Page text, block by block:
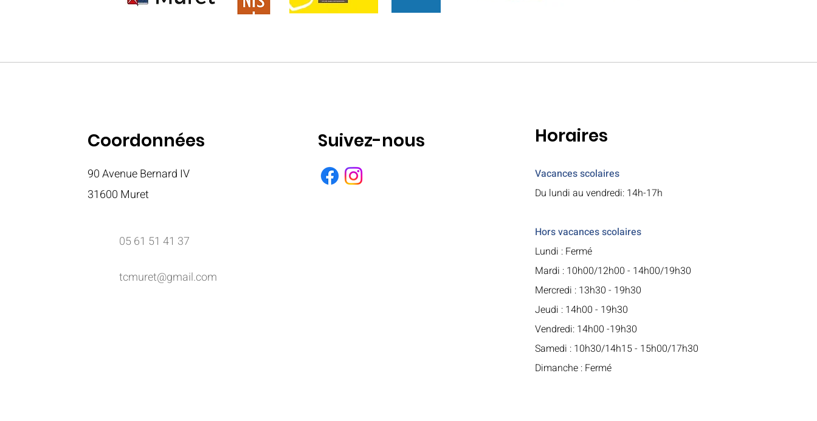
Coordonnées
90 Avenue Bernard IV
31600 Muret
05 61 51 41 37
tcmuret@gmail.com
Suivez-nous Horaires
Vacances scolaires
Du lundi au vendredi: 14h-17h
Hors vacances scolaires
Lundi : Fermé
Mardi : 10h00/12h00 - 14h00/19h30
Mercredi : 13h30 - 19h30
Jeudi : 14h00 - 19h30
Vendredi: 14h00 -19h30
Samedi : 10h30/14h15 - 15h00/17h30
Dimanche : Fermé